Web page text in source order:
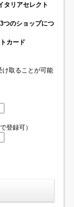
タリアセレクト
つのショップにつ
カード
け取ることが可能
登録可）